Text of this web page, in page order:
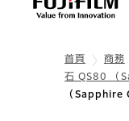
首頁 商務
石 QS80 （
（Sapphire